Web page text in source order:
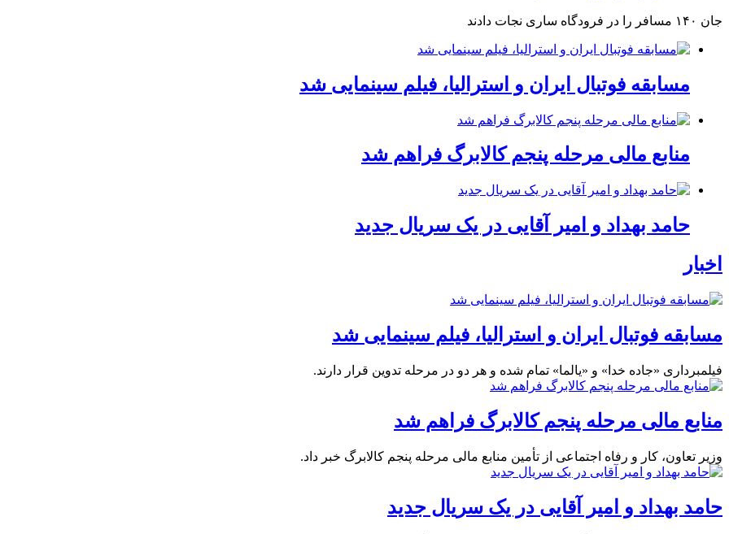
جان ۱۴۰ مسافر را در فرودگاه ساری نجات دادند
مسابقه فوتبال ایران و استرالیا، فیلم سینمایی شد
منابع مالی مرحله پنجم کالابرگ فراهم شد
حامد بهداد و امیر آقایی در یک سریال جدید
اخبار
مسابقه فوتبال ایران و استرالیا، فیلم سینمایی شد
فیلمبرداری «جاده خدا» و «یالما» تمام شده و هر دو در مرحله تدوین قرار دارند.
منابع مالی مرحله پنجم کالابرگ فراهم شد
وزیر تعاون، کار و رفاه اجتماعی از تأمین منابع مالی مرحله پنجم کالابرگ خبر داد.
حامد بهداد و امیر آقایی در یک سریال جدید